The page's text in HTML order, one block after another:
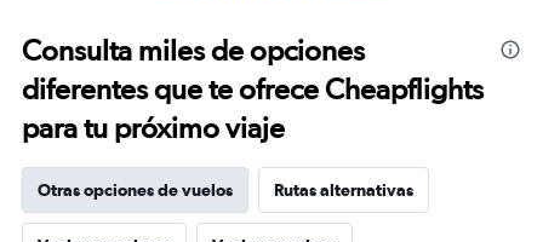
Consulta miles de opciones
diferentes que te ofrece Cheapflights
para tu próximo viaje
Otras opciones de vuelos Rutas alternativas